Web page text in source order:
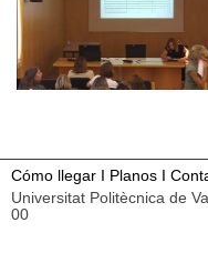
Cómo llegar I Planos I
Universitat Politècnica de
00